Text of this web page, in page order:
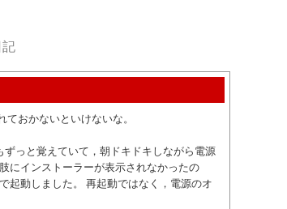
記
おかないといけないな。
ずっと覚えていて，朝ドキドキしながら電源
にインストーラーが表示されなかったの
起動しました。 再起動ではなく，電源のオ